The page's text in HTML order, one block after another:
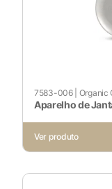
7583-006| Organic
Aparelho de
Ver produto